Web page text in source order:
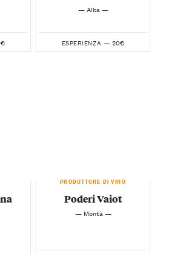
— Alba —
ESPERIENZA — 20€
PRODUTTORE DI VINO
Poderi Vaiot
— Montà —